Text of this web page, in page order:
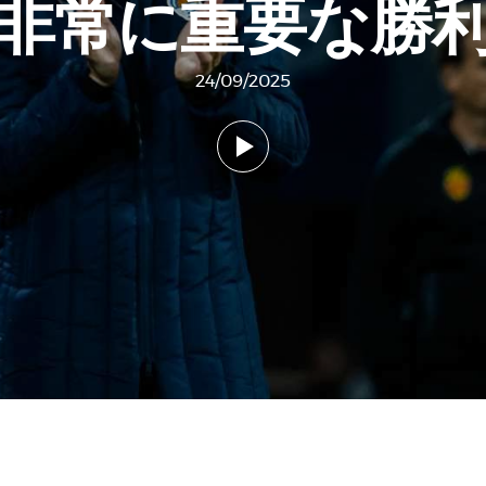
常に重要な勝
24/09/2025